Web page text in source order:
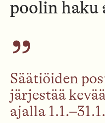
poolin haku
Säätiöiden
järjestää
ajalla 1.1.–31.1